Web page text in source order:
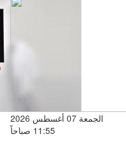
الجمعة 07 أغسطس 2026
11:55 صباحاً